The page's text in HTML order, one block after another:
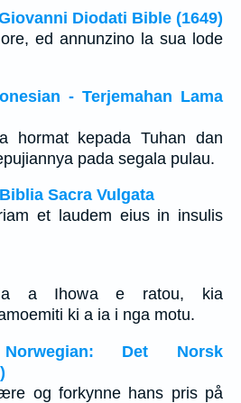
Diodati Bible (1649)
ed annunzino la sua lode
- Terjemahan Lama
hormat kepada Tuhan dan
pada segala pulau.
Sacra Vulgata
et laudem eius in insulis
a Ihowa e ratou, kia
ki a ia i nga motu.
Det Norsk
og forkynne hans pris på